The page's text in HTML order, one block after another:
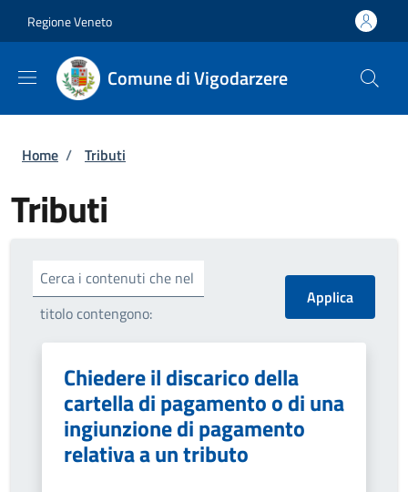
Regione Veneto
Comune di Vigodarzere
Briciole di pane
Home / Tributi
Tributi
Cerca i contenuti che nel
titolo contengono:
Chiedere il discarico della
cartella di pagamento o di una
ingiunzione di pagamento
relativa a un tributo